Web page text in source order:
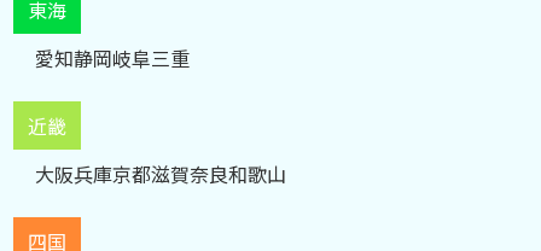
東海
愛知静岡岐阜三重
近畿
大阪兵庫京都滋賀奈良和歌山
四国